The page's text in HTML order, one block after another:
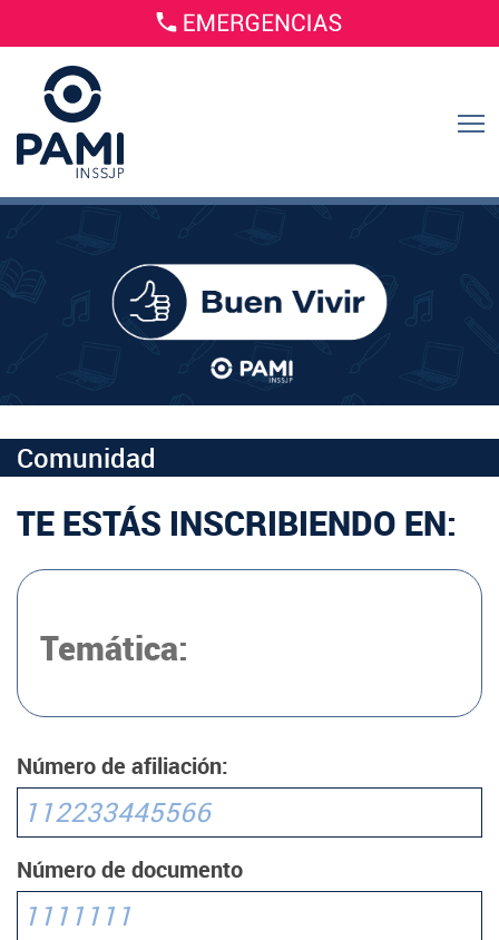
Comunidad
TE ESTÁS INSCRIBIENDO EN:
Temática:
Número de afiliación:
Número de documento